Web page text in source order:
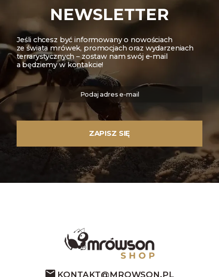
NEWSLETTER
Jeśli chcesz być informowany o nowościach
ze świata mrówek, promocjach oraz wydarzeniach
terrarystycznych – zostaw nam swój e-mail
a będziemy w kontakcie!
KONTAKT@MROWSON.PL